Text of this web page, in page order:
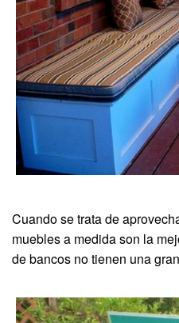
Cuando se trata de
muebles a medida son la
de bancos no tienen una